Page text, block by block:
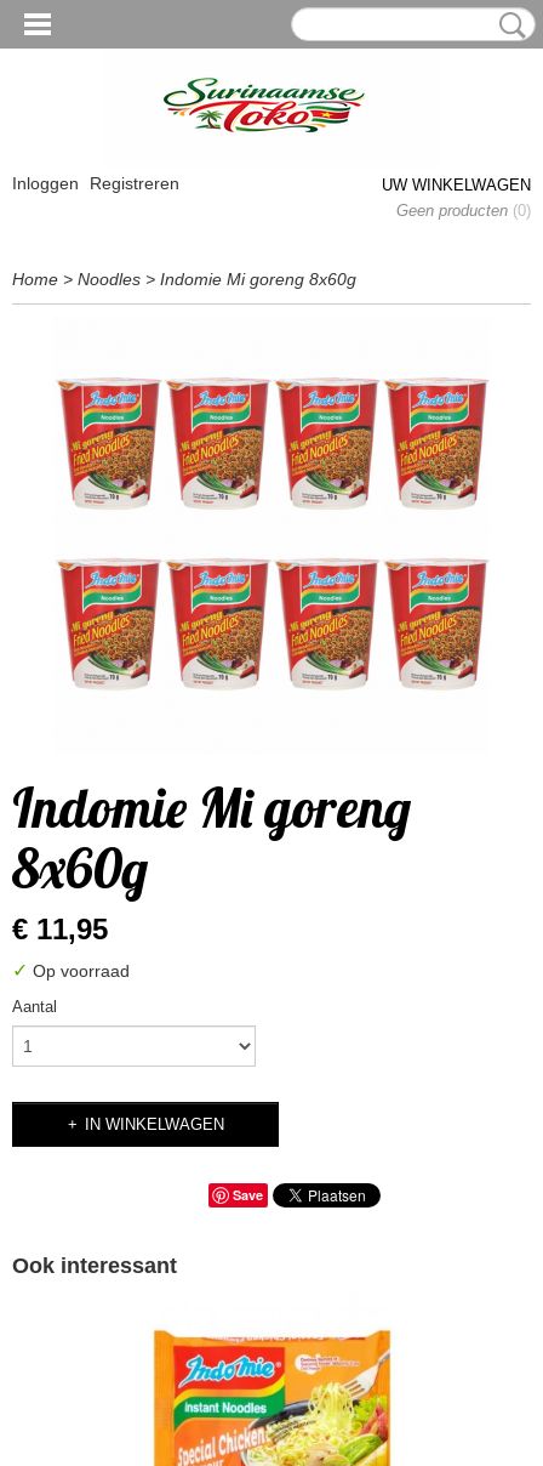
Inloggen Registreren
UW WINKELWAGEN
Geen producten (0)
Home > Noodles > Indomie Mi goreng 8x60g
Indomie Mi goreng
8x60g
€ 11,95
✓ Op voorraad
Aantal
IN WINKELWAGEN
Save
Ook interessant